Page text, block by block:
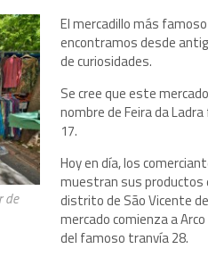
de
El mercadillo más
encontramos desde
de curiosidades.
Se cree que este
nombre de Feira da
17.
Hoy en día, los
muestran sus productos
distrito de São Vicente
mercado comienza a
del famoso tranvía 28.